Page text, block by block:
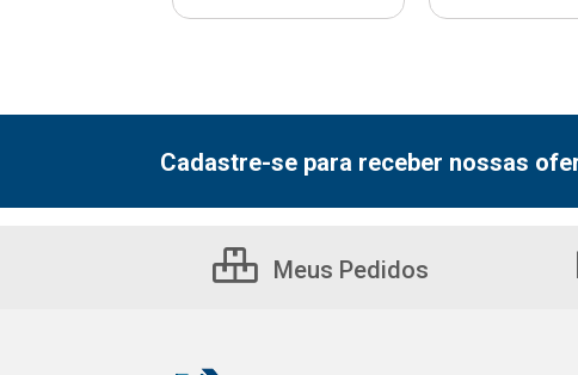
Cadastre-se para receber nossas
Meus Pedidos